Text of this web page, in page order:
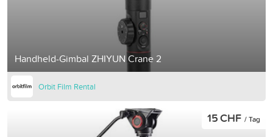
Handheld-Gimbal ZHIYUN Crane 2
Orbit Film Rental
15 CHF / Tag